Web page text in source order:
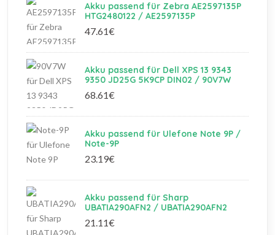
Akku passend für Zebra AE2597135P
HTG2480122 / AE2597135P
47.61€
Akku passend für Dell XPS 13 9343
9350 JD25G 5K9CP DIN02 / 90V7W
68.61€
Akku passend für Ulefone Note 9P /
Note-9P
23.19€
Akku passend für Sharp
UBATIA290AFN2 / UBATIA290AFN2
21.11€